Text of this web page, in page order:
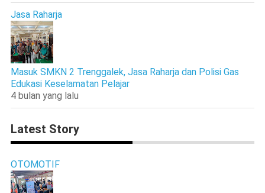
Jasa Raharja
Masuk SMKN 2 Trenggalek, Jasa Raharja dan Polisi Gas
Edukasi Keselamatan Pelajar
4 bulan yang lalu
Latest Story
OTOMOTIF